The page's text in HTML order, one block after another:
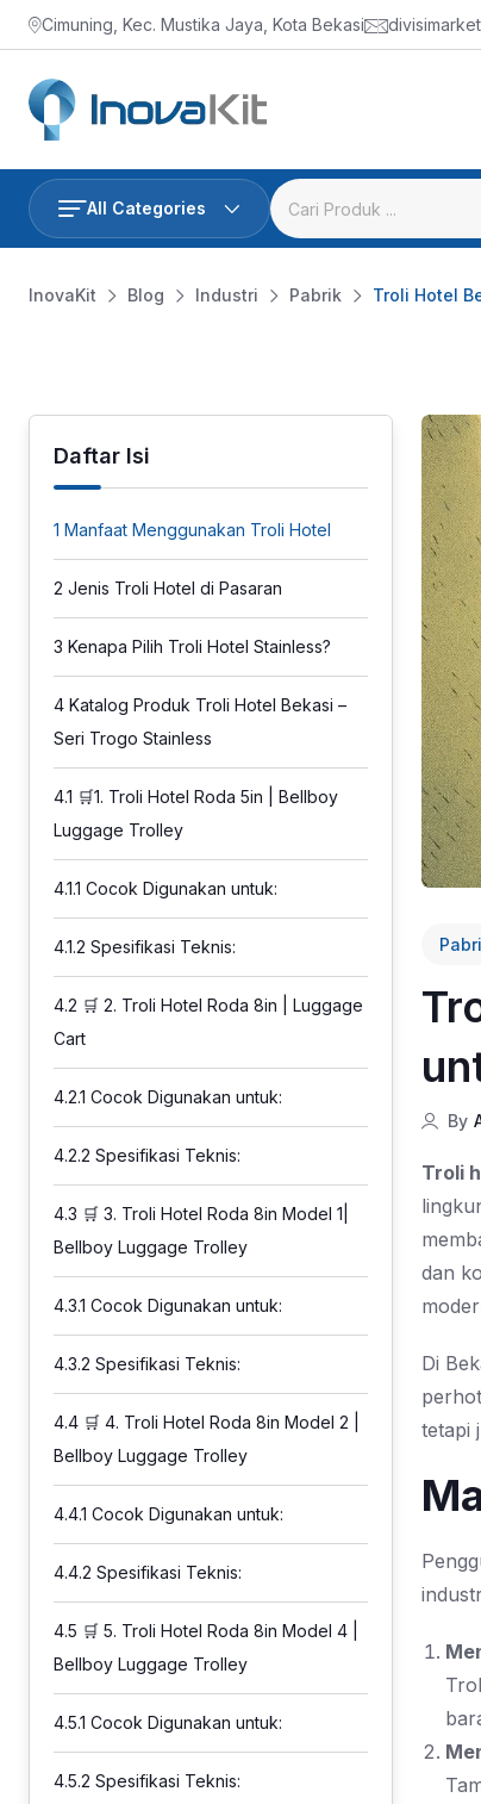
Skip
to
content
Cimuning, Kec. Mustika Jaya, Kota Bekasi
All Categories
InovaKit Blog Industri Pabrik Troli Hotel
Daftar Isi
1 Manfaat Menggunakan Troli Hotel
2 Jenis Troli Hotel di Pasaran
3 Kenapa Pilih Troli Hotel Stainless?
4 Katalog Produk Troli Hotel Bekasi –
Seri Trogo Stainless
4.1 🛒1. Troli Hotel Roda 5in | Bellboy
Luggage Trolley
4.1.1 Cocok Digunakan untuk:
4.1.2 Spesifikasi Teknis:
4.2 🛒 2. Troli Hotel Roda 8in | Luggage
Cart
4.2.1 Cocok Digunakan untuk:
4.2.2 Spesifikasi Teknis:
4.3 🛒 3. Troli Hotel Roda 8in Model 1|
Bellboy Luggage Trolley
4.3.1 Cocok Digunakan untuk:
4.3.2 Spesifikasi Teknis:
4.4 🛒 4. Troli Hotel Roda 8in Model 2 |
Bellboy Luggage Trolley
4.4.1 Cocok Digunakan untuk:
4.4.2 Spesifikasi Teknis:
4.5 🛒 5. Troli Hotel Roda 8in Model 4 |
Bellboy Luggage Trolley
4.5.1 Cocok Digunakan untuk:
4.5.2 Spesifikasi Teknis:
By
Troli
dan
Di
tetapi